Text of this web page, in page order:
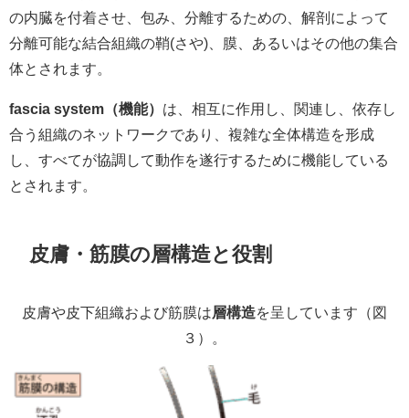
の内臓を付着させ、包み、分離するための、解剖によって
分離可能な結合組織の鞘(さや)、膜、あるいはその他の集合
体とされます。
fascia system（機能） は、相互に作用し、関連し、依存し
合う組織のネットワークであり、複雑な全体構造を形成
し、すべてが協調して動作を遂行するために機能している
とされます。
皮膚・筋膜の層構造と役割
皮膚や皮下組織および筋膜は層構造を呈しています（図
３）。